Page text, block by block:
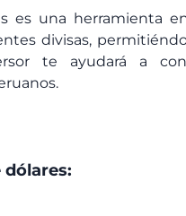
es una herramienta
divisas,
te ayudará a
dólares: